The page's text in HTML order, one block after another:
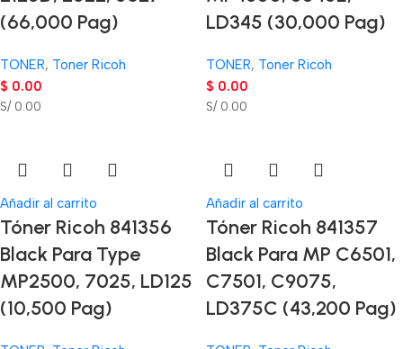
(66,000 Pag)
TONER, Toner Ricoh
$ 0.00
S/ 0.00
LD345 (30,000 Pag)
TONER, Toner Ricoh
$ 0.00
S/ 0.00
Añadir al carrito
Tóner Ricoh 841356
Black Para Type
MP2500, 7025, LD125
(10,500 Pag)
Añadir al carrito
Tóner Ricoh 841357
Black Para MP C6501,
C7501, C9075,
LD375C (43,200 Pag)